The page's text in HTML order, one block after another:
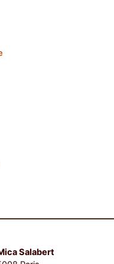
Salabert